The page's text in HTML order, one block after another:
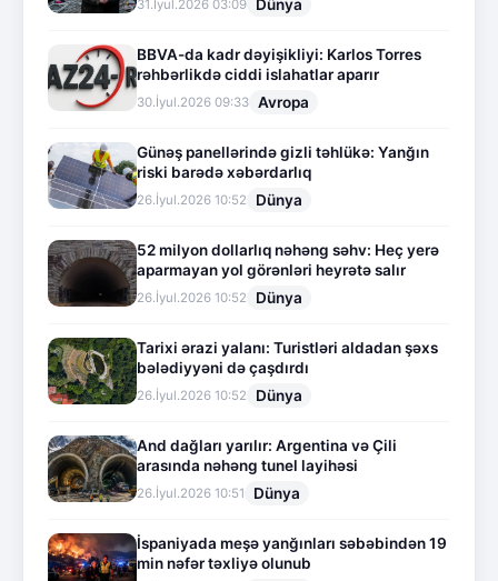
31.İyul.2026 03:09 Dünya
BBVA-da kadr dəyişikliyi: Karlos Torres
rəhbərlikdə ciddi islahatlar aparır
30.İyul.2026 09:33 Avropa
Günəş panellərində gizli təhlükə: Yanğın
riski barədə xəbərdarlıq
26.İyul.2026 10:52 Dünya
52 milyon dollarlıq nəhəng səhv: Heç yerə
aparmayan yol görənləri heyrətə salır
26.İyul.2026 10:52 Dünya
Tarixi ərazi yalanı: Turistləri aldadan şəxs
bələdiyyəni də çaşdırdı
26.İyul.2026 10:52 Dünya
And dağları yarılır: Argentina və Çili
arasında nəhəng tunel layihəsi
26.İyul.2026 10:51 Dünya
İspaniyada meşə yanğınları səbəbindən 19
min nəfər təxliyə olunub